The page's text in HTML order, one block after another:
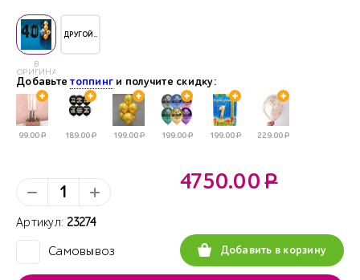
В
ОРИГИНАЛЕ
ДРУГОЙ..
Добавьтетоппинг и получите скидку:
99.00Р 189.00Р 199.00Р 199.00Р 199.00Р 229.00Р
Артикул: 23274
Самовывоз
4750.00Р
Добавить в корзину